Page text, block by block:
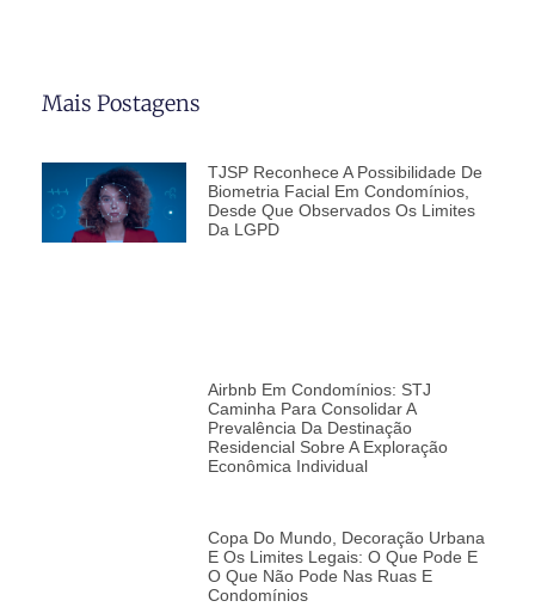
Mais Postagens
TJSP Reconhece A Possibilidade De
Biometria Facial Em Condomínios,
Desde Que Observados Os Limites
Da LGPD
Airbnb Em Condomínios: STJ
Caminha Para Consolidar A
Prevalência Da Destinação
Residencial Sobre A Exploração
Econômica Individual
Copa Do Mundo, Decoração Urbana
E Os Limites Legais: O Que Pode E
O Que Não Pode Nas Ruas E
Condomínios